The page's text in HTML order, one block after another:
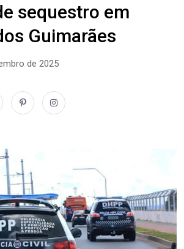
sequestro em
Guimarães
de 2025